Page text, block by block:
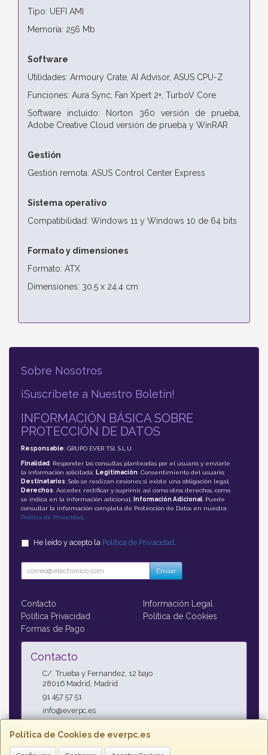
Tipo: UEFI AMI
Memoria: 256 Mb
Software
Utilidades: Armoury Crate, AI Advisor, ASUS CPU-Z
Funciones: Aura Sync, Fan Xpert 2+, TurboV Core
Software incluido: Norton 360 versión de prueba,
Adobe Creative Cloud versión de prueba y WinRAR
Gestión
Gestión remota: ASUS Control Center Express
Sistema operativo
Compatibilidad: Windows 11 y Windows 10 de 64 bits
Formato y dimensiones
Formato: ATX
Dimensiones: 30.5 x 24.4 cm
Política de Cookies de everpc.es
Sobre Nosotros
¡Suscríbete a Nuestro Boletín!
INFORMACIÓN BÁSICA SOBRE
PROTECCIÓN DE DATOS
Responsable: GRUPO EVER TSI, S.L.U.
Finalidad: Responder las consultas planteadas por el usuario y enviarle
la información solicitada; Legitimación: Consentimiento del usuario;
Destinatarios: Solo se realizan cesiones si existe una obligación legal;
Derechos: Acceder, rectificar y suprimir, así como otros derechos, como
se indica en la información adicional;
Información Adicional: Puede
consultar la información completa de Protección de Datos en nuestra
Política de Privacidad
He leído y acepto la Política de Privacidad
Enviar
Contacto
Información Legal
Política Privacidad
Política de Cookies
Formas de Pago
Contacto
C/. Trueba y Fernandez, 12 bajo
28016 Madrid Madrid
91 457 57 51
info@everpc.es
Horario